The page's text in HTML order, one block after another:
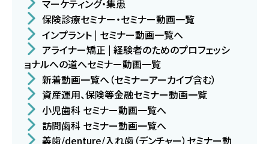
マーケティング・集患
保険診療セミナー・セミナー動画一覧
インプラント | セミナー動画一覧へ
アライナー矯正 | 経験者のためのプロフェッシ
ョナルへの道へセミナー動画一覧
新着動画一覧へ（セミナーアーカイブ含む）
資産運用、保険等金融セミナー動画一覧
小児歯科 セミナー動画一覧へ
訪問歯科 セミナー動画一覧へ
義歯/denture/入れ歯（デンチャー）セミナー動